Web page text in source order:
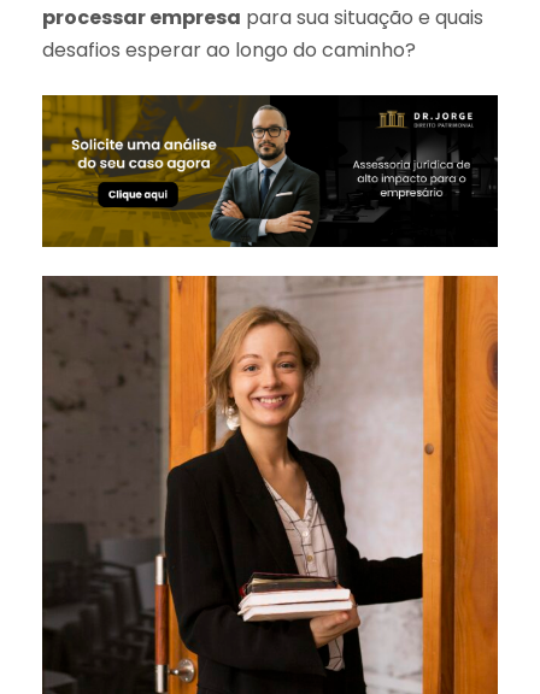
processar empresa para sua situação e quais
desafios esperar ao longo do caminho?